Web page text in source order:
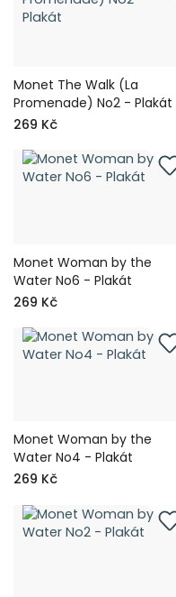
Monet The Walk (La
Promenade) No2 - Plakát
269 Kč
Monet Woman by the
Water No6 - Plakát
269 Kč
Monet Woman by the
Water No4 - Plakát
269 Kč